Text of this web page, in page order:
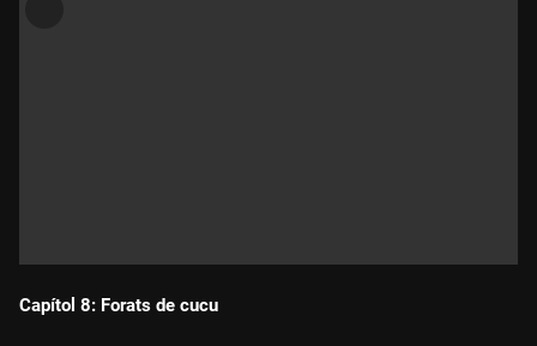
Capítol 8: Forats de cucu